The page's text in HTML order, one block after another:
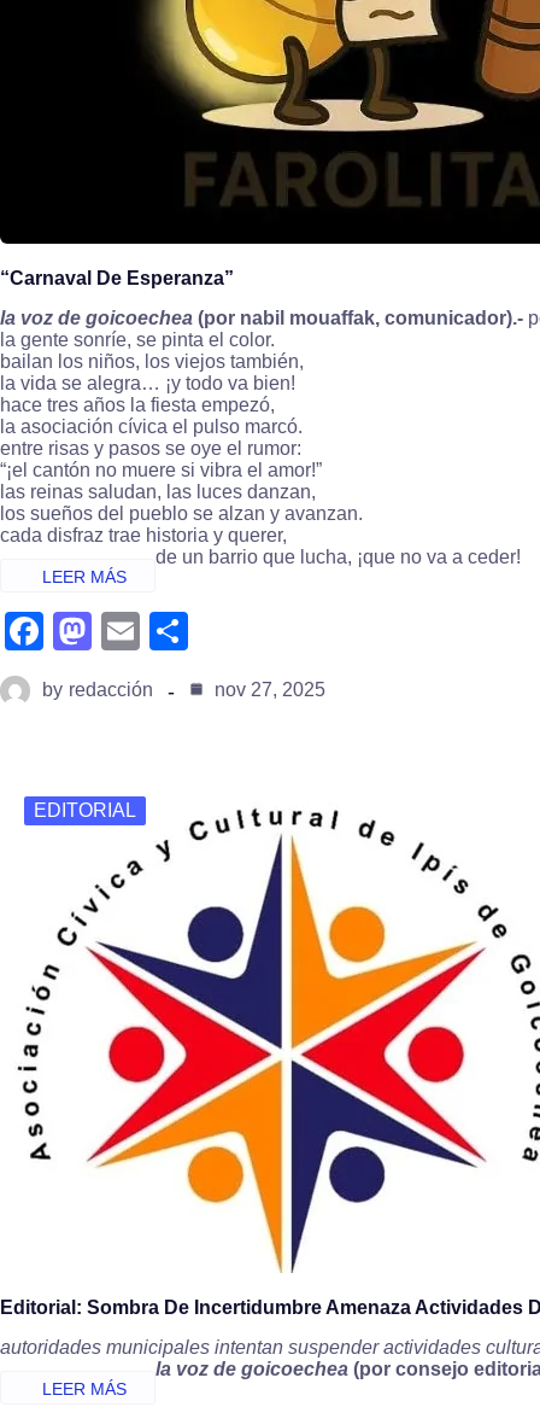
“Carnaval De Esperanza”
la voz de goicoechea (por nabil mouaffak, comunicador).-
la gente sonríe, se pinta el color.
bailan los niños, los viejos también,
la vida se alegra… ¡y todo va bien!
hace tres años la fiesta empezó,
la asociación cívica el pulso marcó.
entre risas y pasos se oye el rumor:
“¡el cantón no muere si vibra el amor!”
las reinas saludan, las luces danzan,
los sueños del pueblo se alzan y avanzan.
cada disfraz trae historia y querer,
de un barrio que lucha, ¡que no va a ceder!
fa
e
o
o
m
st
d
o
e
ail ar
by redacción nov 27, 2025
EDITORIAL
Editorial: Sombra De Incertidumbre Amenaza Actividades
autoridades municipales intentan suspender actividades
la voz de goicoechea (por consejo